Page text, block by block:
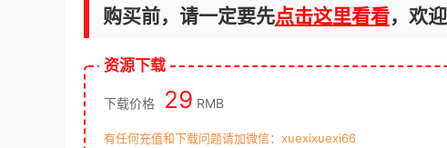
购买前，请一定要先点击这里看看，欢
资源下载
下载价格 29 RMB
有任何充值和下载问题请加微信：xuexixuexi66